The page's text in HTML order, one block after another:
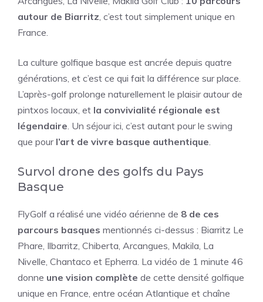
autour de Biarritz , c’est tout simplement unique en
France.
La culture golfique basque est ancrée depuis quatre
générations, et c’est ce qui fait la différence sur place.
L’après-golf prolonge naturellement le plaisir autour de
pintxos locaux, et la convivialité régionale est
légendaire . Un séjour ici, c’est autant pour le swing
que pour l’art de vivre basque authentique
Survol drone des golfs du Pays
Basque
FlyGolf a réalisé une vidéo aérienne de 8 de ces
parcours basques mentionnés ci-dessus : Biarritz Le
Phare, Ilbarritz, Chiberta, Arcangues, Makila, La
Nivelle, Chantaco et Epherra. La vidéo de 1 minute 46
donne une vision complète de cette densité golfique
unique en France, entre océan Atlantique et chaîne